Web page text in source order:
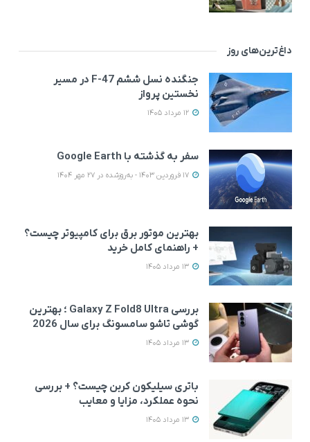
داغ‌ترین‌های روز
جنگنده نسل ششم F-47 در مسیر
نخستین پرواز
سفر به گذشته با Google Earth
بهترین موتور برق برای کامپیوتر چیست؟
+ راهنمای کامل خرید
بررسی Galaxy Z Fold8 Ultra ؛ بهترین
گوشی تاشو سامسونگ برای سال 2026
باتری سیلیکون کربن چیست؟ + بررسی
نحوه عملکرد، مزایا و معایب